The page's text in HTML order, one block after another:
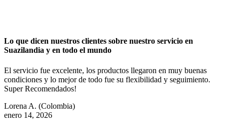
Lo que dicen nuestros clientes sobre nuestro servicio en
Suazilandia y en todo el mundo
El servicio fue excelente, los productos llegaron en muy buenas
condiciones y lo mejor de todo fue su flexibilidad y seguimiento.
Super Recomendados!
Lorena A. (Colombia)
enero 14, 2026